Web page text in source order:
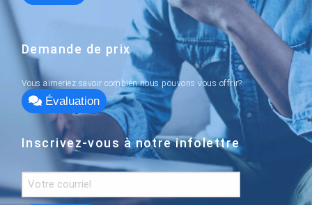
Demande de prix
Vous aimeriez savoir combien nous pouvons vous offrir?
Évaluation
Inscrivez-vous à notre infolettre